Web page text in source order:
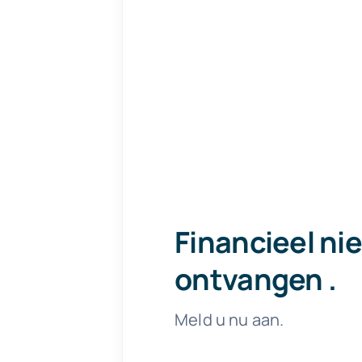
Financieel
ontvangen .
Meld u nu aan.